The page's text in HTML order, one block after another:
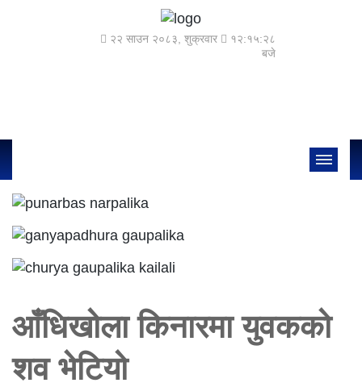
२२ साउन २०८३, शुक्रवार
१२:१५:२८
बजे
आँधिखोला किनारमा युवकको
शव भेटियो